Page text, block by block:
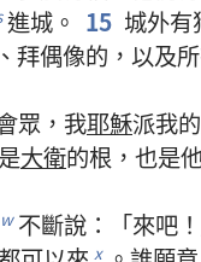
進城 。 15 城外有
、 拜偶像的 ， 以及
眾 ， 我耶穌派我的
是大衛的根 ， 也是
w 不斷說 ：「來吧
x